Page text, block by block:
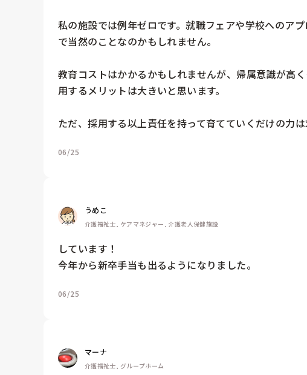
私の施設では例年ゼロです。就職フェアや学校へのア
で当然のことなのかもしれません。
教育コストはかかるかもしれませんが、帰属意識が高
用するメリットは大きいと思います。
ただ、採用する以上責任を持って育てていくだけの力は
06/25
うめこ
介護福祉士, ケアマネジャー, 介護老人保健施設
しています！
今年から新卒手当も出るようになりました。
06/25
マーナ
介護福祉士, グループホーム